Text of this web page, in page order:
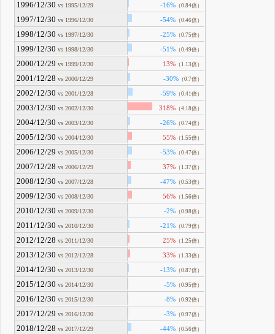
1996/12/30 vs 1995/12/29 -16% （0.84倍）
1997/12/30 vs 1996/12/30 -54% （0.46倍）
1998/12/30 vs 1997/12/30 -25% （0.75倍）
1999/12/30 vs 1998/12/30 -51% （0.49倍）
2000/12/29 vs 1999/12/30 13% （1.13倍）
2001/12/28 vs 2000/12/29 -30% （0.7倍）
2002/12/30 vs 2001/12/28 -59% （0.41倍）
2003/12/30 vs 2002/12/30 318% （4.18倍）
2004/12/30 vs 2003/12/30 -26% （0.74倍）
2005/12/30 vs 2004/12/30 55% （1.55倍）
2006/12/29 vs 2005/12/30 -53% （0.47倍）
2007/12/28 vs 2006/12/29 37% （1.37倍）
2008/12/30 vs 2007/12/28 -47% （0.53倍）
2009/12/30 vs 2008/12/30 56% （1.56倍）
2010/12/30 vs 2009/12/30 -2% （0.98倍）
2011/12/30 vs 2010/12/30 -21% （0.79倍）
2012/12/28 vs 2011/12/30 25% （1.25倍）
2013/12/30 vs 2012/12/28 33% （1.33倍）
2014/12/30 vs 2013/12/30 -13% （0.87倍）
2015/12/30 vs 2014/12/30 -5% （0.95倍）
2016/12/30 vs 2015/12/30 -8% （0.92倍）
2017/12/29 vs 2016/12/30 -3% （0.97倍）
2018/12/28 vs 2017/12/29 -44% （0.56倍）